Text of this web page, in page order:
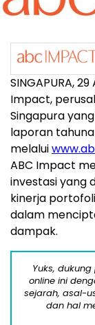
SINGAPURA,
Impact,
Singapura
laporan
melalui
ABC Impact
investasi yang
kinerja
dalam
dampak.
Yuks,
online ini
sejarah, asal-
dan hal